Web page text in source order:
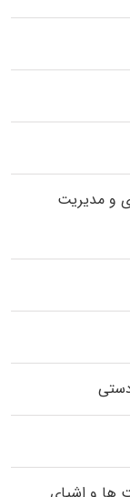
و مدیریت